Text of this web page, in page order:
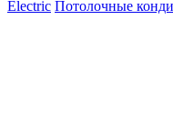
Electric Потолочные